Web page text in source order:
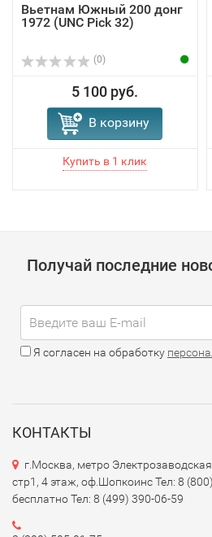
Вьетнам Южный 200 донг
1972 (UNC Pick 32)
(0)
5 100 руб.
В корзину
Получай последние
Я согласен на обработку
КОНТАКТЫ
г.Москва, метро
стр1, 4 этаж, оф.Шопкоинс Тел: 8
бесплатно Тел: 8 (499) 390-06-59